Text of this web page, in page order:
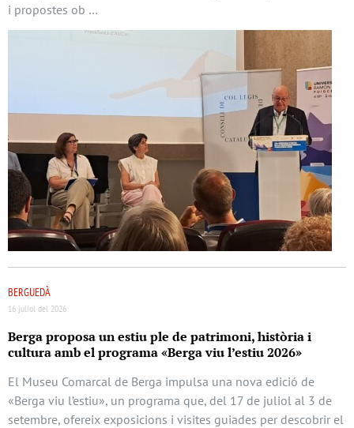
i propostes ob …
BERGUEDÀ
16 juliol del 2026
Berga proposa un estiu ple de patrimoni, història i
cultura amb el programa «Berga viu l’estiu 2026»
El Museu Comarcal de Berga impulsa una nova edició de
«Berga viu l’estiu», un programa que, del 17 de juliol al 3 de
setembre, ofereix exposicions i visites guiades per descobrir el